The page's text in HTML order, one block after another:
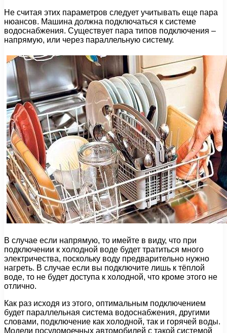
Не считая этих параметров следует учитывать еще пара
нюансов. Машина должна подключаться к системе
водоснабжения. Существует пара типов подключения –
напрямую, или через параллельную систему.
В случае если напрямую, то имейте в виду, что при
подключении к холодной воде будет тратиться много
электричества, поскольку воду предварительно нужно
нагреть. В случае если вы подключите лишь к тёплой
воде, то не будет доступа к холодной, что кроме этого не
отлично.
Как раз исходя из этого, оптимальным подключением
будет параллельная система водоснабжения, другими
словами, подключение как холодной, так и горячей воды.
Модели посудомоечных автомобилей с такой системой